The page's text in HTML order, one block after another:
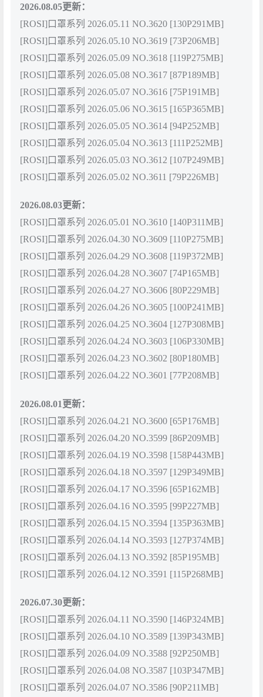
2026.08.05更新：
[ROSI]口罩系列 2026.05.11 NO.3620 [130P291MB]
[ROSI]口罩系列 2026.05.10 NO.3619 [73P206MB]
[ROSI]口罩系列 2026.05.09 NO.3618 [119P275MB]
[ROSI]口罩系列 2026.05.08 NO.3617 [87P189MB]
[ROSI]口罩系列 2026.05.07 NO.3616 [75P191MB]
[ROSI]口罩系列 2026.05.06 NO.3615 [165P365MB]
[ROSI]口罩系列 2026.05.05 NO.3614 [94P252MB]
[ROSI]口罩系列 2026.05.04 NO.3613 [111P252MB]
[ROSI]口罩系列 2026.05.03 NO.3612 [107P249MB]
[ROSI]口罩系列 2026.05.02 NO.3611 [79P226MB]
2026.08.03更新：
[ROSI]口罩系列 2026.05.01 NO.3610 [140P311MB]
[ROSI]口罩系列 2026.04.30 NO.3609 [110P275MB]
[ROSI]口罩系列 2026.04.29 NO.3608 [119P372MB]
[ROSI]口罩系列 2026.04.28 NO.3607 [74P165MB]
[ROSI]口罩系列 2026.04.27 NO.3606 [80P229MB]
[ROSI]口罩系列 2026.04.26 NO.3605 [100P241MB]
[ROSI]口罩系列 2026.04.25 NO.3604 [127P308MB]
[ROSI]口罩系列 2026.04.24 NO.3603 [106P330MB]
[ROSI]口罩系列 2026.04.23 NO.3602 [80P180MB]
[ROSI]口罩系列 2026.04.22 NO.3601 [77P208MB]
2026.08.01更新：
[ROSI]口罩系列 2026.04.21 NO.3600 [65P176MB]
[ROSI]口罩系列 2026.04.20 NO.3599 [86P209MB]
[ROSI]口罩系列 2026.04.19 NO.3598 [158P443MB]
[ROSI]口罩系列 2026.04.18 NO.3597 [129P349MB]
[ROSI]口罩系列 2026.04.17 NO.3596 [65P162MB]
[ROSI]口罩系列 2026.04.16 NO.3595 [99P227MB]
[ROSI]口罩系列 2026.04.15 NO.3594 [135P363MB]
[ROSI]口罩系列 2026.04.14 NO.3593 [127P374MB]
[ROSI]口罩系列 2026.04.13 NO.3592 [85P195MB]
[ROSI]口罩系列 2026.04.12 NO.3591 [115P268MB]
2026.07.30更新：
[ROSI]口罩系列 2026.04.11 NO.3590 [146P324MB]
[ROSI]口罩系列 2026.04.10 NO.3589 [139P343MB]
[ROSI]口罩系列 2026.04.09 NO.3588 [92P250MB]
[ROSI]口罩系列 2026.04.08 NO.3587 [103P347MB]
[ROSI]口罩系列 2026.04.07 NO.3586 [90P211MB]